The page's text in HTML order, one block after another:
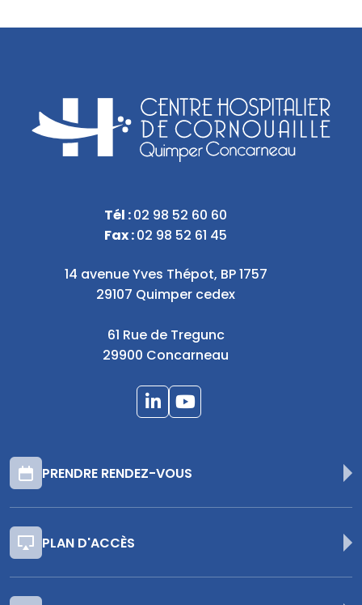
Tél : 02 98 52 60 60
Fax : 02 98 52 61 45
14 avenue Yves Thépot, BP 1757
29107 Quimper cedex
61 Rue de Tregunc
29900 Concarneau
PRENDRE RENDEZ-VOUS
PLAN D'ACCÈS